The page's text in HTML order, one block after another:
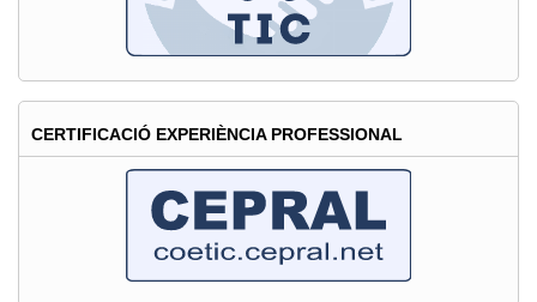
CERTIFICACIÓ EXPERIÈNCIA PROFESSIONAL